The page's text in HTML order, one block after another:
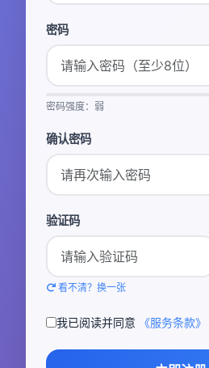
密码
密码强度：弱
确认密码
验证码
看不清？换一张
我已阅读并同意 《服务条款》